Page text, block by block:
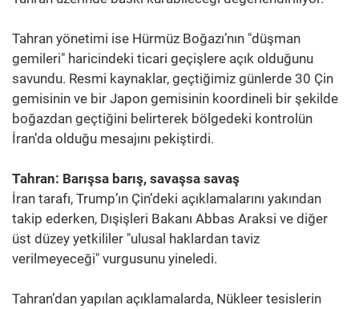
Tahran yönetimi ise Hürmüz Boğazı’nın "düşman
gemileri" haricindeki ticari geçişlere açık olduğunu
savundu. Resmi kaynaklar, geçtiğimiz günlerde 30 Çin
gemisinin ve bir Japon gemisinin koordineli bir şekilde
boğazdan geçtiğini belirterek bölgedeki kontrolün
İran’da olduğu mesajını pekiştirdi.
Tahran: Barışsa barış, savaşsa savaş
İran tarafı, Trump’ın Çin’deki açıklamalarını yakından
takip ederken, Dışişleri Bakanı Abbas Araksi ve diğer
üst düzey yetkililer "ulusal haklardan taviz
verilmeyeceği" vurgusunu yineledi.
Tahran’dan yapılan açıklamalarda, Nükleer tesislerin